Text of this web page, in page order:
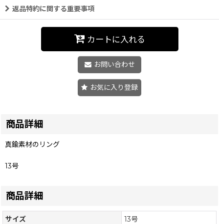
返品特約に関する重要事項
カートに入れる
お問い合わせ
お気に入り登録
商品詳細
真鍮素材のリング
13号
商品詳細
サイズ
13号